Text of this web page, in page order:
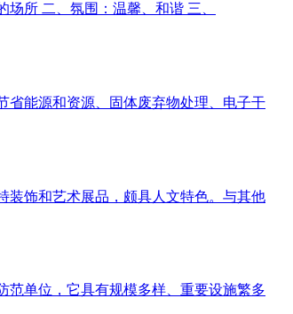
所 二、氛围：温馨、和谐 三、
省能源和资源、固体废弃物处理、电子干
装饰和艺术展品，颇具人文特色。与其他
范单位，它具有规模多样、重要设施繁多